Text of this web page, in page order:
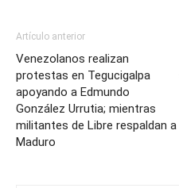
Artículo anterior
Venezolanos realizan
protestas en Tegucigalpa
apoyando a Edmundo
González Urrutia; mientras
militantes de Libre respaldan a
Maduro